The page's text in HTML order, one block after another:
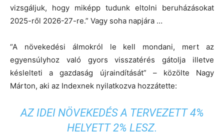
vizsgáljuk, hogy miképp tudunk eltolni beruházásokat
2025-ről 2026-27-re.” Vagy soha napjára …
“A növekedési álmokról le kell mondani, mert az
egyensúlyhoz való gyors visszatérés gátolja illetve
késlelteti a gazdaság újraindítását” – közölte Nagy
Márton, aki az Indexnek nyilatkozva hozzátette:
AZ IDEI NÖVEKEDÉS A TERVEZETT 4%
HELYETT 2% LESZ.